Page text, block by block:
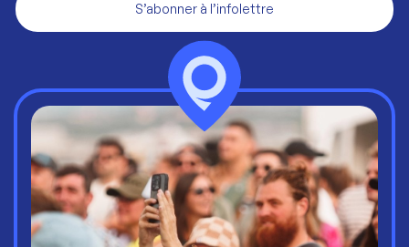
S’abonner à l’infolettre